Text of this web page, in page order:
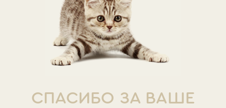
СПАСИБО ЗА ВАШЕ